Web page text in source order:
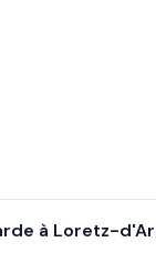
à Loretz-